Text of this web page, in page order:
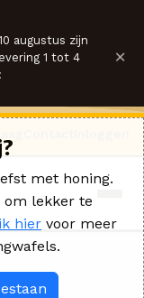
augustus zijn
1 tot 4
×
met honing.
om lekker te
hier voor meer